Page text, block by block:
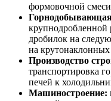
формовочной
крупнодробленной
дробилок на
на крутонаклонных
Производство
транспортировка
печей к
Машиностроение: